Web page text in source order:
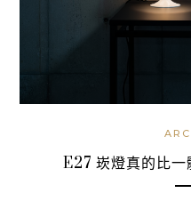
E27 崁燈真的比